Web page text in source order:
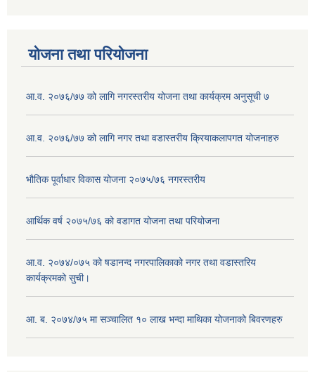
योजना तथा परियोजना
आ.व. २०७६/७७ को लागि नगरस्तरीय योजना तथा कार्यक्रम अनुसूची ७
आ.व. २०७६/७७ को लागि नगर तथा वडास्तरीय क्रियाकलापगत योजनाहरु
भौतिक पूर्वाधार विकास योजना २०७५/७६ नगरस्तरीय
आर्थिक वर्ष २०७५/७६ को वडागत योजना तथा परियोजना
आ.व. २०७४/०७५ को षडानन्द नगरपालिकाको नगर तथा वडास्तरिय
कार्यक्रमको सुची।
आ. ब. २०७४/७५ मा सञ्चालित १० लाख भन्दा माथिका योजनाको बिवरणहरु